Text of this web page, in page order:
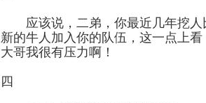
应该说，二弟，你最近几年挖人
新的牛人加入你的队伍，这一点上
大哥我很有压力啊！
四